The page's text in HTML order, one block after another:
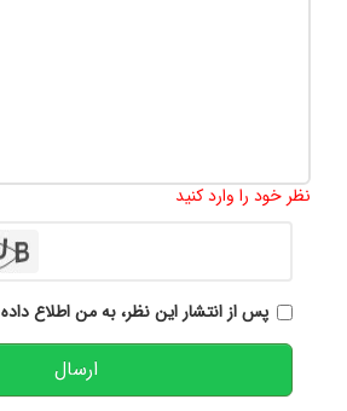
نظر خود را وارد کنید
پس از انتشار این نظر، به من اطلاع
ارسال